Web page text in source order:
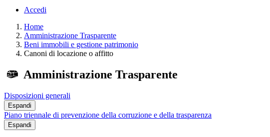
Accedi
Home
Amministrazione Trasparente
Beni immobili e gestione patrimonio
Canoni di locazione o affitto
Amministrazione Trasparente
Disposizioni generali
Espandi
Piano triennale di prevenzione della corruzione e della trasparenza
Espandi